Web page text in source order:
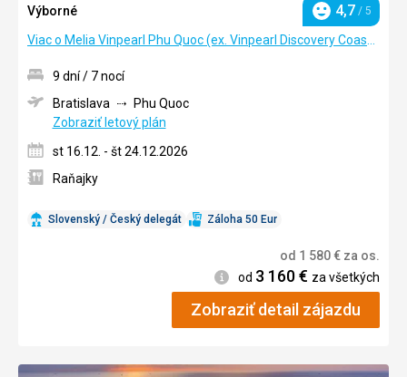
Výborné
Hodnotenie
4,7 / 5
Slovenský / Český delegát Záloha 50 Eur
9 dní / 7 nocí
Bratislava
Phu Quoc
Zobraziť letový plán
st 16.12. - št 24.12.2026
Raňajky
od 1 580€ za os.
Informácie
od 3 160€ za všetkých
Zobraziť detail zájazdu